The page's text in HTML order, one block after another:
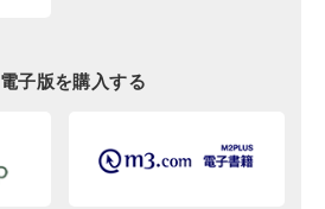
電子版を購入する